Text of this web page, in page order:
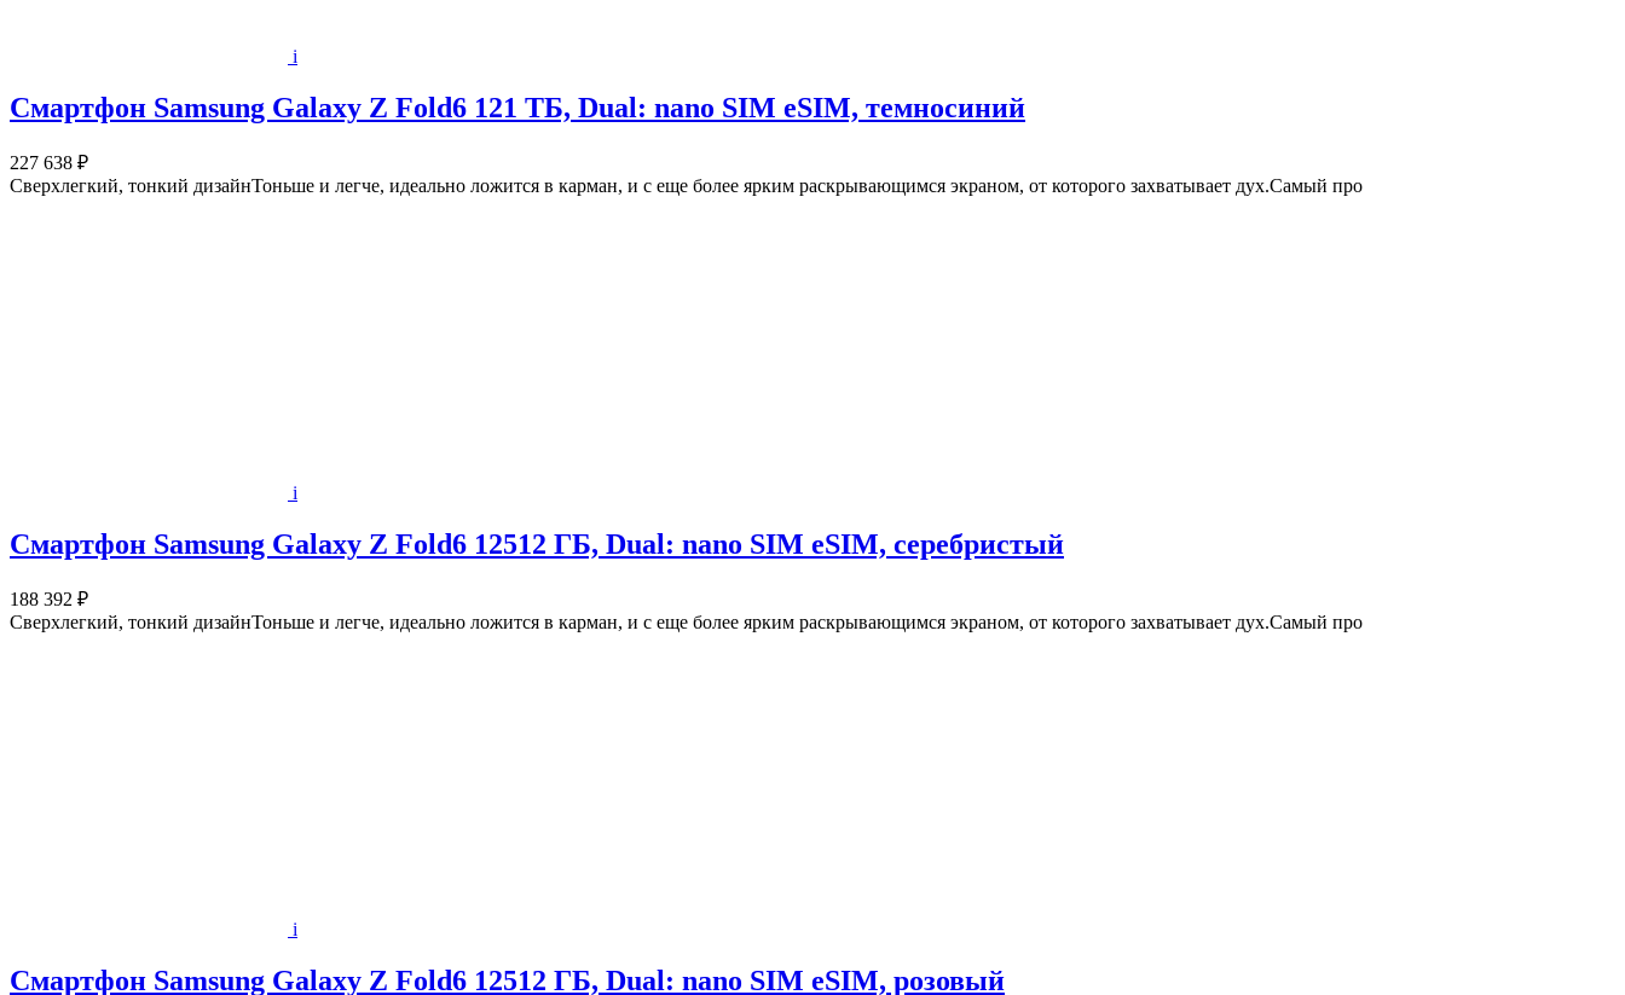
i
Смартфон Samsung Galaxy Z Fold6 121 ТБ, Dual: nano SIM eSIM, темносиний
227 638 ₽
Сверхлегкий, тонкий дизайнТоньше и легче, идеально ложится в карман, и с еще более ярким раскрывающимся экраном, от которого захватывает дух.Самый про
i
Смартфон Samsung Galaxy Z Fold6 12512 ГБ, Dual: nano SIM eSIM, серебристый
188 392 ₽
Сверхлегкий, тонкий дизайнТоньше и легче, идеально ложится в карман, и с еще более ярким раскрывающимся экраном, от которого захватывает дух.Самый про
i
Смартфон Samsung Galaxy Z Fold6 12512 ГБ, Dual: nano SIM eSIM, розовый